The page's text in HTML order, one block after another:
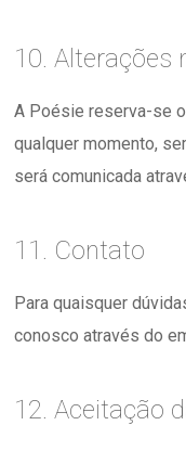
10. Alterações
A Poésie reserva-se
qualquer momento,
será comunicada
11. Contato
Para quaisquer
conosco através do
12. Aceitação